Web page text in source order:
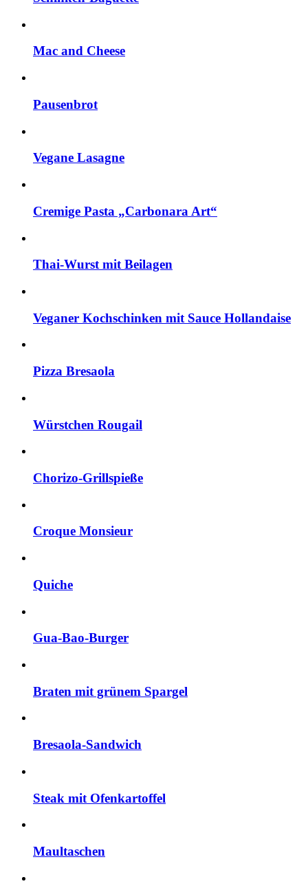
Mac and Cheese
Pausenbrot
Vegane Lasagne
Cremige Pasta „Carbonara Art“
Thai-Wurst mit Beilagen
Veganer Kochschinken mit Sauce Hollandaise
Pizza Bresaola
Würstchen Rougail
Chorizo-Grillspieße
Croque Monsieur
Quiche
Gua-Bao-Burger
Braten mit grünem Spargel
Bresaola-Sandwich
Steak mit Ofenkartoffel
Maultaschen